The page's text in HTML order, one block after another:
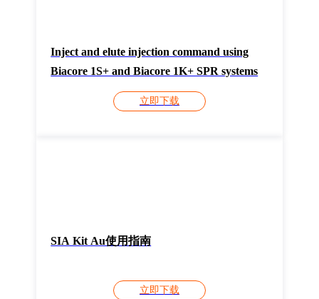
Inject and elute injection command using
Biacore 1S+ and Biacore 1K+ SPR systems
立即下载
SIA Kit Au使用指南
立即下载